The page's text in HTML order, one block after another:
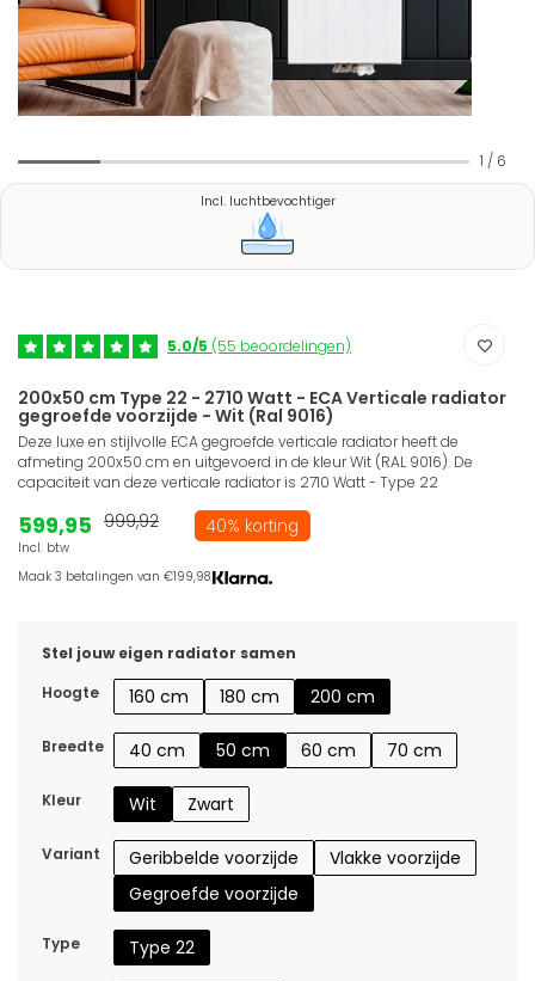
1 / 6
Incl. luchtbevochtiger
5.0/5 (55 beoordelingen)
200x50 cm Type 22 - 2710 Watt - ECA Verticale radiator
gegroefde voorzijde - Wit (Ral 9016)
Deze luxe en stijlvolle ECA gegroefde verticale radiator heeft de
afmeting 200x50 cm en uitgevoerd in de kleur Wit (RAL 9016). De
capaciteit van deze verticale radiator is 2710 Watt - Type 22
599,95
Incl. btw
999,92 40% korting
Maak 3 betalingen van €199,98.
Stel jouw eigen radiator samen
Hoogte
160 cm 180 cm 200 cm
Breedte 40 cm 50 cm 60 cm 70 cm
Kleur Wit Zwart
Variant Geribbelde voorzijde
Vlakke voorzijde
Gegroefde voorzijde
Type Type 22